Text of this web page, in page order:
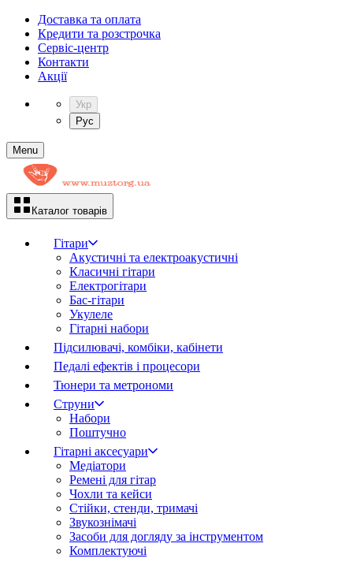
Доставка та оплата
Кредити та розстрочка
Сервіc-центр
Контакти
Акції
Укр
Рус
Menu
Каталог товарів
Гітари
Акустичні та електроакустичні
Класичні гітари
Електрогітари
Бас-гітари
Укулеле
Гітарні набори
Підсилювачі, комбіки, кабінети
Педалі ефектів і процесори
Тюнери та метрономи
Струни
Набори
Поштучно
Гітарні аксесуари
Медіатори
Ремені для гітар
Чохли та кейси
Стійки, стенди, тримачі
Звукознімачі
Засоби для догляду за інструментом
Комплектуючі